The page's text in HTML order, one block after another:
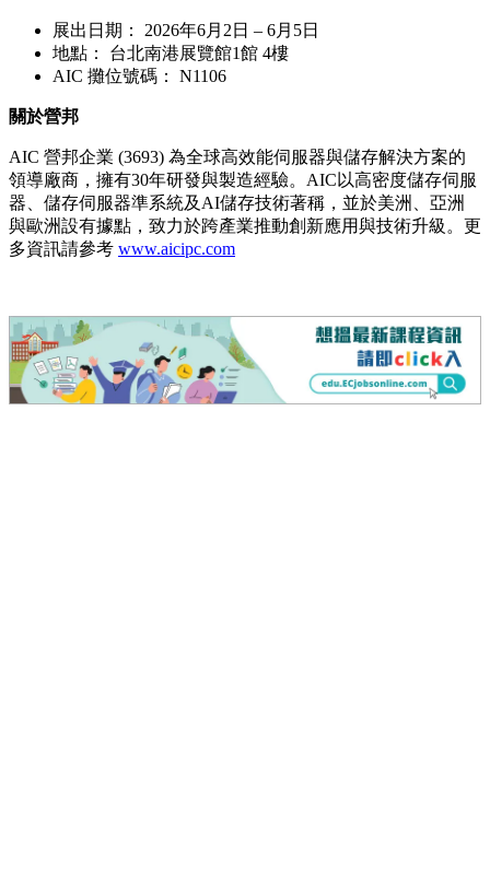
展出日期： 2026年6月2日 – 6月5日
地點： 台北南港展覽館1館 4樓
AIC 攤位號碼： N1106
關於營邦
AIC 營邦企業 (3693) 為全球高效能伺服器與儲存解決方案的
領導廠商，擁有30年研發與製造經驗。AIC以高密度儲存伺服
器、儲存伺服器準系統及AI儲存技術著稱，並於美洲、亞洲
與歐洲設有據點，致力於跨產業推動創新應用與技術升級。更
多資訊請參考 www.aicipc.com